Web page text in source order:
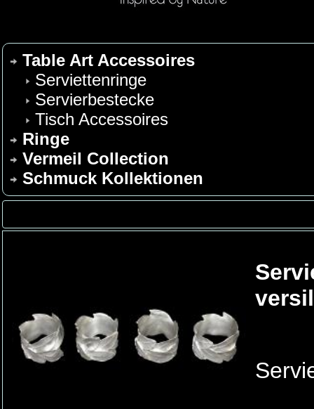
Table Art Accessoires
Serviettenringe
Servierbestecke
Tisch Accessoires
Ringe
Vermeil Collection
Schmuck Kollektionen